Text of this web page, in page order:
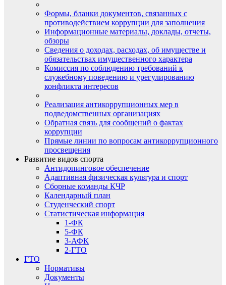
Формы, бланки документов, связанных с
противодействием коррупции для заполнения
Информационные материалы, доклады, отчеты,
обзоры
Сведения о доходах, расходах, об имуществе и
обязательствах имущественного характера
Комиссия по соблюдению требований к
служебному поведению и урегулированию
конфликта интересов
Реализация антикоррупционных мер в
подведомственных организациях
Обратная связь для сообщений о фактах
коррупции
Прямые линии по вопросам антикоррупционного
просвещения
Развитие видов спорта
Антидопинговое обеспечение
Адаптивная физическая культура и спорт
Сборные команды КЧР
Календарный план
Студенческий спорт
Статистическая информация
1-ФК
5-ФК
3-АФК
2-ГТО
ГТО
Нормативы
Документы